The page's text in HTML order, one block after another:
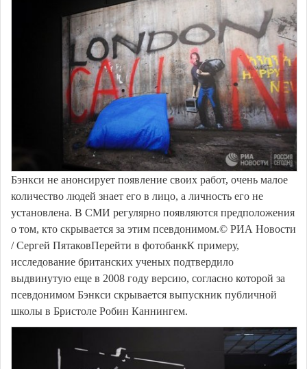
Бэнкси не анонсирует появление своих работ, очень малое
количество людей знает его в лицо, а личность его не
установлена. В СМИ регулярно появляются предположения
о том, кто скрывается за этим псевдонимом.© РИА Новости
/ Сергей ПятаковПерейти в фотобанкК примеру,
исследование британских ученых подтвердило
выдвинутую еще в 2008 году версию, согласно которой за
псевдонимом Бэнкси скрывается выпускник публичной
школы в Бристоле Робин Каннингем.